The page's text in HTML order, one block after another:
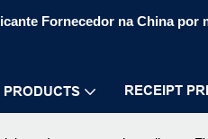
Fornecedor na China por
PRODUCTS RECEIPT